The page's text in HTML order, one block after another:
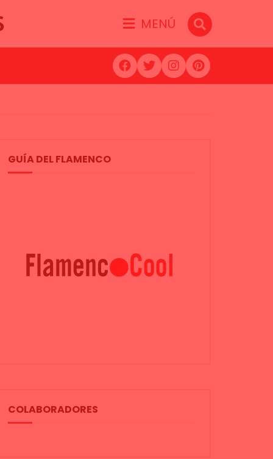
MENÚ
GUÍA DEL FLAMENCO
COLABORADORES